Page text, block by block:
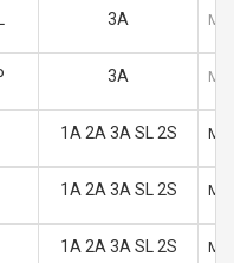
3A M
3A M
1A 2A 3A SL 2S M
1A 2A 3A SL 2S M
1A 2A 3A SL 2S M